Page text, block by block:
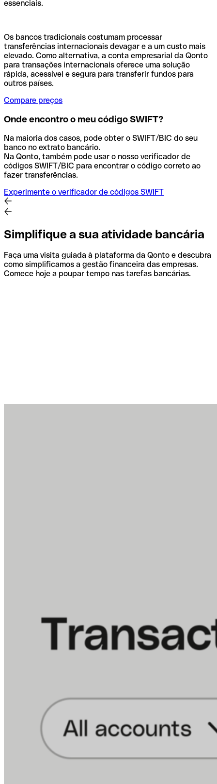
essenciais.
Os bancos tradicionais costumam processar
transferências internacionais devagar e a um custo mais
elevado. Como alternativa, a conta empresarial da Qonto
para transações internacionais oferece uma solução
rápida, acessível e segura para transferir fundos para
outros países.
Compare preços
Onde encontro o meu código SWIFT?
Na maioria dos casos, pode obter o SWIFT/BIC do seu
banco no extrato bancário.
Na Qonto, também pode usar o nosso verificador de
códigos SWIFT/BIC para encontrar o código correto ao
fazer transferências.
Experimente o verificador de códigos SWIFT
Simplifique a sua atividade bancária
Faça uma visita guiada à plataforma da Qonto e descubra
como simplificamos a gestão financeira das empresas.
Comece hoje a poupar tempo nas tarefas bancárias.